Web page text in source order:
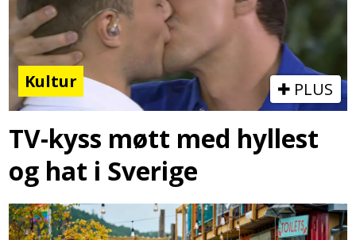
Kultur PLUS
TV-kyss møtt med hyllest
og hat i Sverige